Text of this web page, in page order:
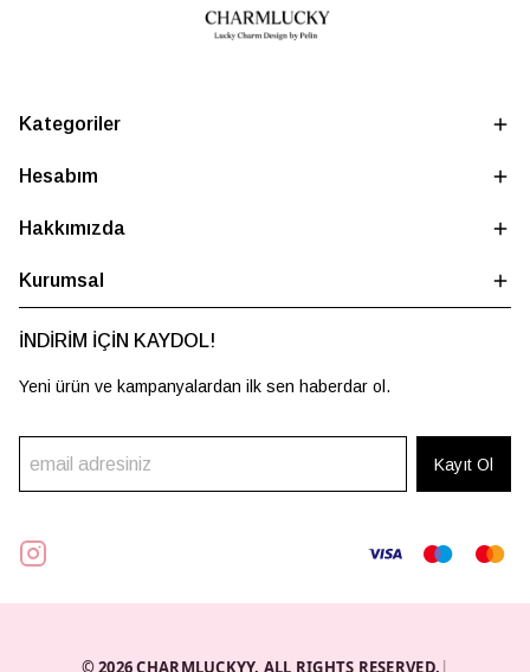
Kategoriler
Hesabım
Hakkımızda
Kurumsal
İNDİRİM İÇİN KAYDOL!
Yeni ürün ve kampanyalardan ilk sen haberdar ol.
Kayıt Ol
© 2026 CHARMLUCKYY. ALL RIGHTS RESERVED. |